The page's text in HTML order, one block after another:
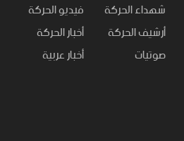
شهداء الحركة
فيديو الحركة
أرشيف الحركة
أخبار الحركة
صوتيات
أخبار عربية